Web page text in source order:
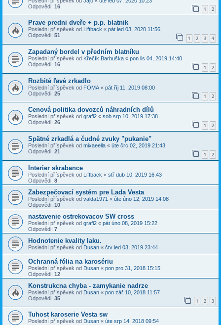
Odpovědi: 16 1 2
Prave predni dveře + p.p. blatnik
Poslední příspěvek od Liftback « pát led 03, 2020 11:56
Odpovědi: 51 1 2 3 4
Zapadaný bordel v předním blatníku
Poslední příspěvek od Křečík Barbuška « pon lis 04, 2019 14:40
Odpovědi: 16 1 2
Rozbité ľavé zrkadlo
Poslední příspěvek od FOMA « pát říj 11, 2019 08:00
Odpovědi: 25 1 2
Cenová politika dovozců náhradních dílů
Poslední příspěvek od grafi2 « sob srp 10, 2019 17:38
Odpovědi: 26 1 2
Spätné zrkadlá a čudné zvuky "pukanie"
Poslední příspěvek od mixaeella « úte črc 02, 2019 21:43
Odpovědi: 21 1 2
Interier skrabance
Poslední příspěvek od Liftback « stř dub 10, 2019 16:43
Odpovědi: 8
Zabezpečovací systém pre Lada Vesta
Poslední příspěvek od valda1971 « úte úno 12, 2019 14:08
Odpovědi: 10
nastavenie ostrekovacov SW cross
Poslední příspěvek od grafi2 « pát úno 08, 2019 15:22
Odpovědi: 7
Hodnotenie kvality laku.
Poslední příspěvek od Dusan « čtv led 03, 2019 23:44
Ochranná fólia na karosériu
Poslední příspěvek od Dusan « pon pro 31, 2018 15:15
Odpovědi: 12
Konstrukcna chyba - zamykanie nadrze
Poslední příspěvek od Dusan « pon zář 10, 2018 11:57
Odpovědi: 35 1 2 3
Tuhost karoserie Vesta sw
Poslední příspěvek od Dusan « úte srp 14, 2018 09:54